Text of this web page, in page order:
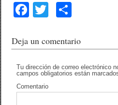
F
c
b
o
T
tt
m
ar
Deja un comentario
Tu dirección de correo electrónico
campos obligatorios están
Comentario